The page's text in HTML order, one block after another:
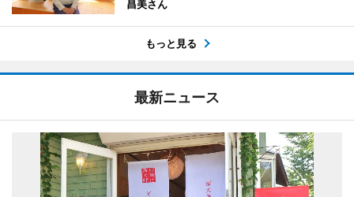
昌美さん
もっと見る
最新ニュース